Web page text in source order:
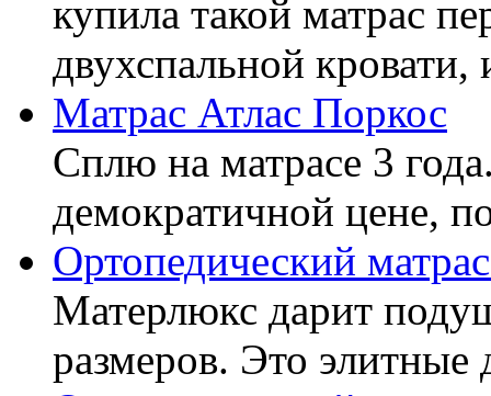
купила такой матрас
двухспальной
Матрас Атлас Поркос
Сплю на матрасе 3
демократичной цене,
Ортопедический
Матерлюкс дарит
размеров. Это элитные